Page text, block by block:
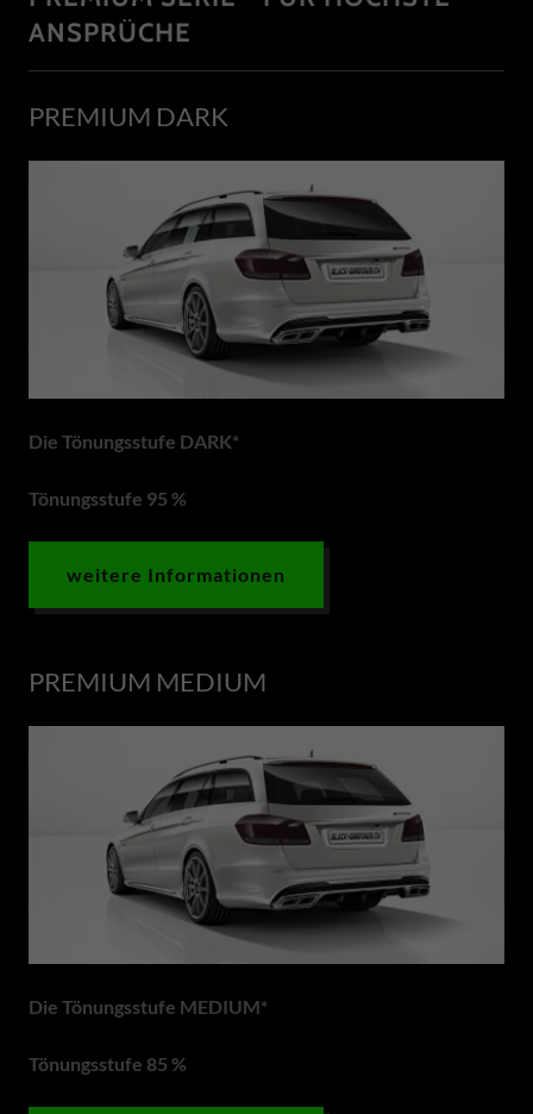
ANSPRÜCHE
PREMIUM DARK
Die Tönungsstufe DARK*
Tönungsstufe 95 %
weitere Informationen
PREMIUM MEDIUM
Die Tönungsstufe MEDIUM*
Tönungsstufe 85 %